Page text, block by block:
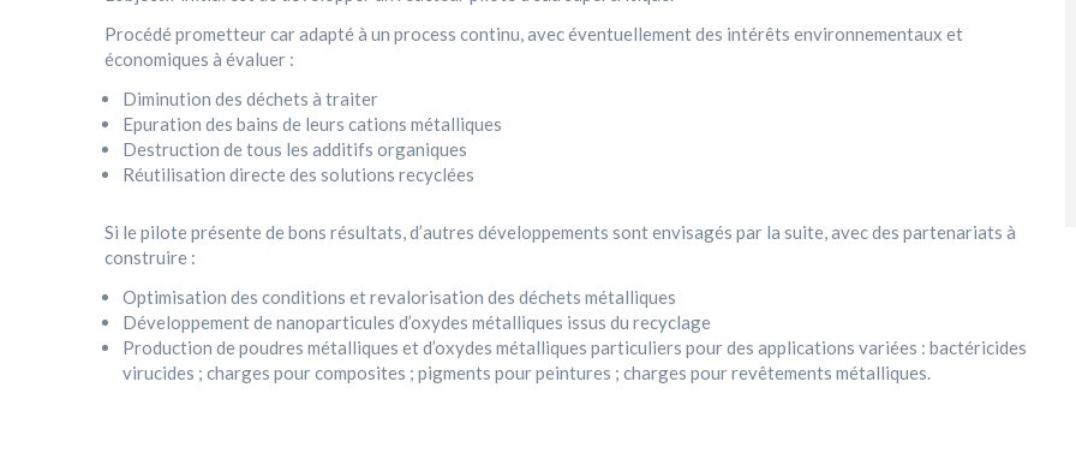
Procédé prometteur car adapté à un process continu, avec éventuellement des intérêts environnementaux et
économiques à évaluer :
Diminution des déchets à traiter
Epuration des bains de leurs cations métalliques
Destruction de tous les additifs organiques
Réutilisation directe des solutions recyclées
Si le pilote présente de bons résultats, d’autres développements sont envisagés par la suite, avec des partenariats à
construire :
Optimisation des conditions et revalorisation des déchets métalliques
Développement de nanoparticules d’oxydes métalliques issus du recyclage
Production de poudres métalliques et d’oxydes métalliques particuliers pour des applications variées : bactéricides
virucides ; charges pour composites ; pigments pour peintures ; charges pour revêtements métalliques.